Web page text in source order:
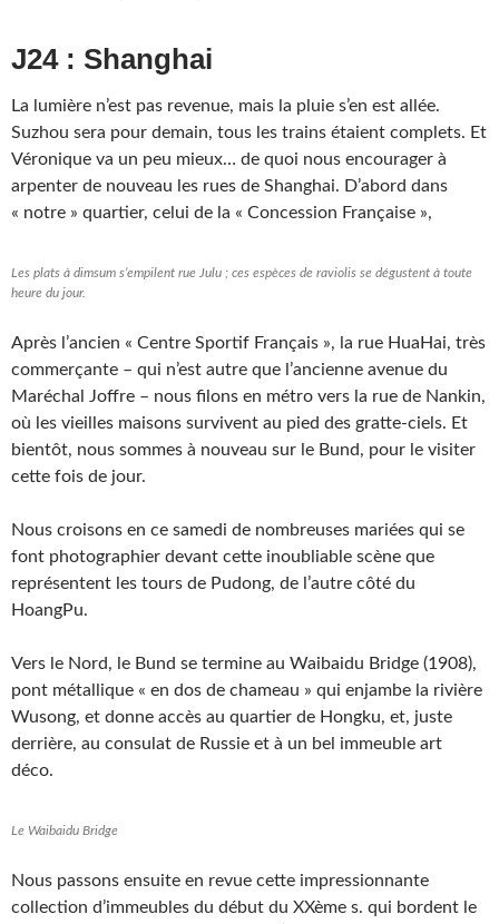
J24 : Shanghai
La lumière n’est pas revenue, mais la pluie s’en est allée.
Suzhou sera pour demain, tous les trains étaient complets. Et
Véronique va un peu mieux… de quoi nous encourager à
arpenter de nouveau les rues de Shanghai. D’abord dans
« notre » quartier, celui de la « Concession Française »,
Les plats à dimsum s’empilent rue Julu ; ces espèces de raviolis se dégustent à toute
heure du jour.
Après l’ancien « Centre Sportif Français », la rue HuaHai, très
commerçante – qui n’est autre que l’ancienne avenue du
Maréchal Joffre – nous filons en métro vers la rue de Nankin,
où les vieilles maisons survivent au pied des gratte-ciels. Et
bientôt, nous sommes à nouveau sur le Bund, pour le visiter
cette fois de jour.
Nous croisons en ce samedi de nombreuses mariées qui se
font photographier devant cette inoubliable scène que
représentent les tours de Pudong, de l’autre côté du
HoangPu.
Vers le Nord, le Bund se termine au Waibaidu Bridge (1908),
pont métallique « en dos de chameau » qui enjambe la rivière
Wusong, et donne accès au quartier de Hongku, et, juste
derrière, au consulat de Russie et à un bel immeuble art
déco.
Le Waibaidu Bridge
Nous passons ensuite en revue cette impressionnante
collection d’immeubles du début du XXème s. qui bordent le